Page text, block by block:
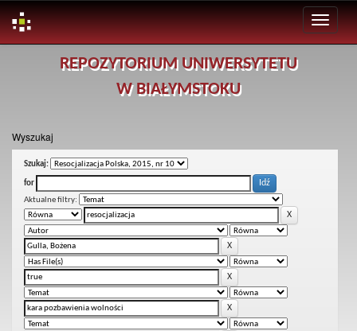
REPOZYTORIUM UNIWERSYTETU
W BIAŁYMSTOKU
Wyszukaj
Szukaj:
for
Aktualne filtry: